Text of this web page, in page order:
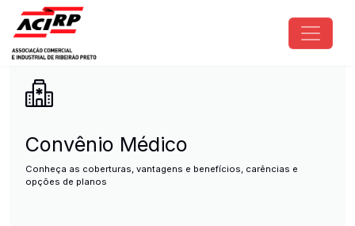
Pular para o conteúdo principal
ACIRP - Associação Comercial
Convênio Médico
Conheça as coberturas, vantagens e benefícios, carências e
opções de planos